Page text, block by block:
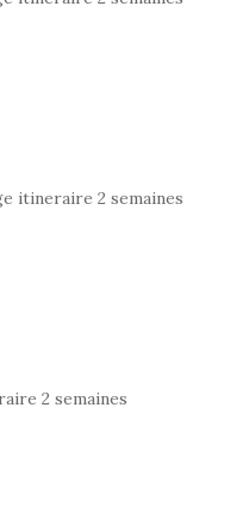
itineraire 2 semaines
2 semaines